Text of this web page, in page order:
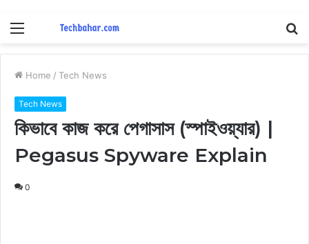
Menu
Home / Tech News
Tech News
কিভাবে কাজ করে পেগাসাস (স্পাইওয়্যার) |
Pegasus Spyware Explain
0